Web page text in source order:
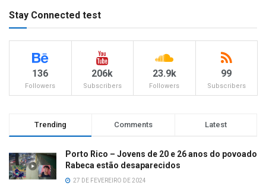
Stay Connected test
136
Followers
206k
Subscribers
23.9k
Followers
99
Subscribers
Trending Comments Latest
Porto Rico – Jovens de 20 e 26 anos do povoado
Rabeca estão desaparecidos
27 DE FEVEREIRO DE 2024